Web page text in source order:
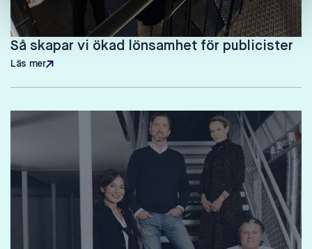
Så skapar vi ökad lönsamhet för publicister
Läs mer